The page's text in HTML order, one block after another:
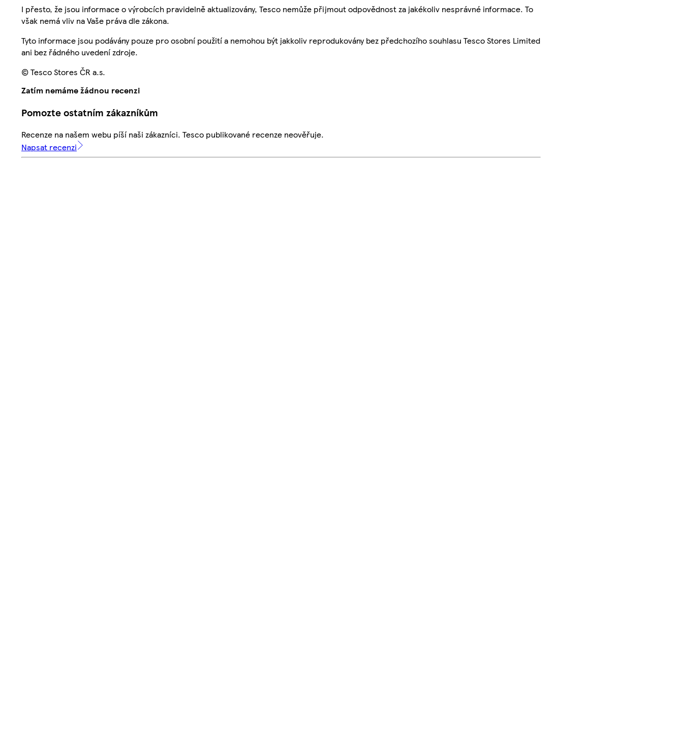
I přesto, že jsou informace o výrobcích pravidelně aktualizovány, Tesco nemůže přijmout odpovědnost za jakékoliv nesprávné informace. To
však nemá vliv na Vaše práva dle zákona.
Tyto informace jsou podávány pouze pro osobní použití a nemohou být jakkoliv reprodukovány bez předchozího souhlasu Tesco Stores Limited
ani bez řádného uvedení zdroje.
© Tesco Stores ČR a.s.
Zatím nemáme žádnou recenzi
Pomozte ostatním zákazníkům
Recenze na našem webu píší naši zákazníci. Tesco publikované recenze neověřuje.
Napsat recenzi